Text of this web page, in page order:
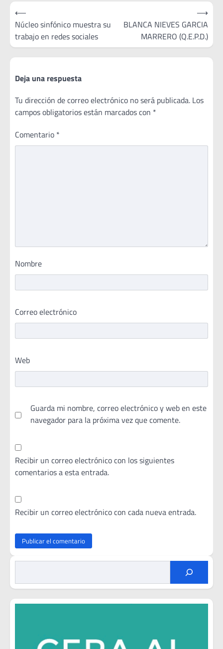
Navegación
de
entradas
⟵
Núcleo sinfónico muestra su
trabajo en redes sociales
BLANCA NIEVES GARCIA
MARRERO (Q.E.P.D.)
⟶
Deja una respuesta
Tu dirección de correo electrónico no será publicada. Los
campos obligatorios están marcados con *
Comentario *
Nombre
Correo electrónico
Web
Guarda mi nombre, correo electrónico y web en este
navegador para la próxima vez que comente.
Recibir un correo electrónico con los siguientes
comentarios a esta entrada.
Recibir un correo electrónico con cada nueva entrada.